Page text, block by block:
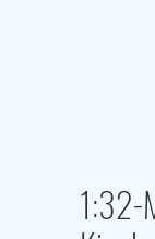
1:32-